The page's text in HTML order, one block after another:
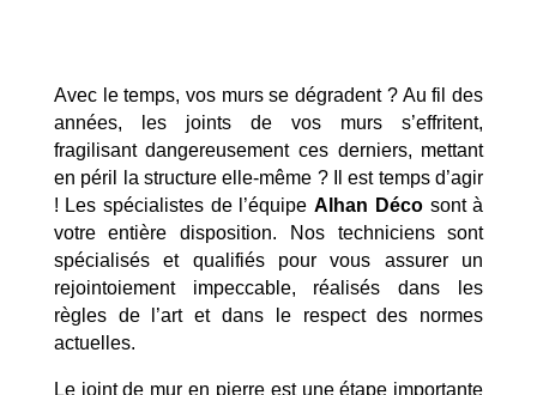
Avec le temps, vos murs se dégradent ? Au fil des
années, les joints de vos murs s’effritent,
fragilisant dangereusement ces derniers, mettant
en péril la structure elle-même ? Il est temps d’agir
! Les spécialistes de l’équipeAlhan Décosont à
votre entière disposition. Nos techniciens sont
spécialisés et qualifiés pour vous assurer un
rejointoiement impeccable, réalisés dans les
règles de l’art et dans le respect des normes
actuelles.
Le joint de mur en pierre est une étape importante